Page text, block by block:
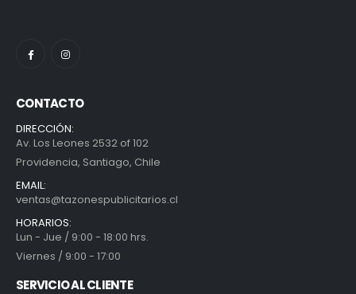
CONTACTO
DIRECCIÓN:
Av. Los Leones 2532 of 102
Providencia, Santiago, Chile
EMAIL:
ventas@tazonespublicitarios.cl
HORARIOS:
Lun - Jue / 9:00 - 18:00 hrs.
Viernes / 9:00 - 17:00
SERVICIO AL CLIENTE